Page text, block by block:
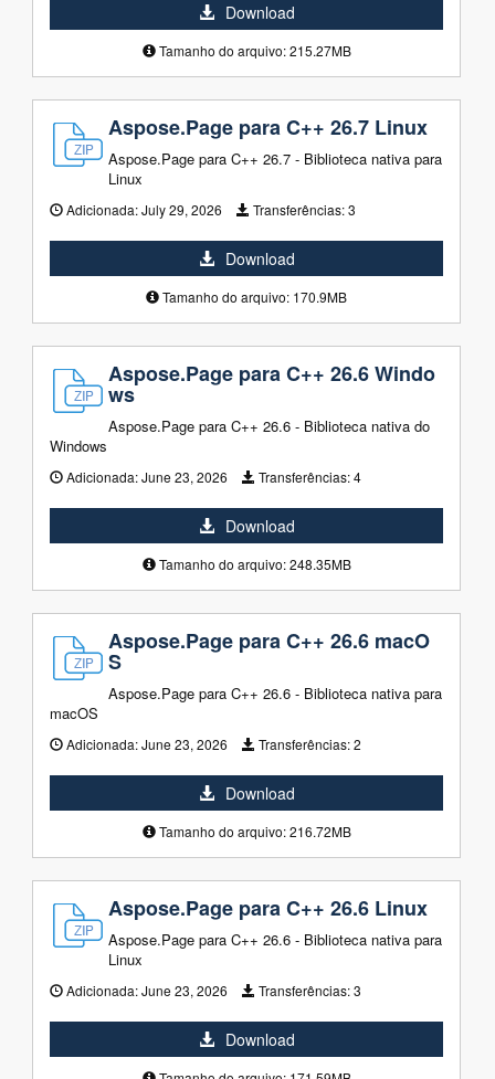
Download
Tamanho do arquivo: 215.27MB
Aspose.Page para C++ 26.7 Linux
Aspose.Page para C++ 26.7 - Biblioteca nativa para
Linux
Adicionada:July 29, 2026 Transferências:3
Download
Tamanho do arquivo: 170.9MB
Aspose.Page para C++ 26.6 Windo
ws
Aspose.Page para C++ 26.6 - Biblioteca nativa do
Windows
Adicionada:June 23, 2026 Transferências:4
Download
Tamanho do arquivo: 248.35MB
Aspose.Page para C++ 26.6 macO
S
Aspose.Page para C++ 26.6 - Biblioteca nativa para
macOS
Adicionada:June 23, 2026 Transferências:2
Download
Tamanho do arquivo: 216.72MB
Aspose.Page para C++ 26.6 Linux
Aspose.Page para C++ 26.6 - Biblioteca nativa para
Linux
Adicionada:June 23, 2026 Transferências:3
Download